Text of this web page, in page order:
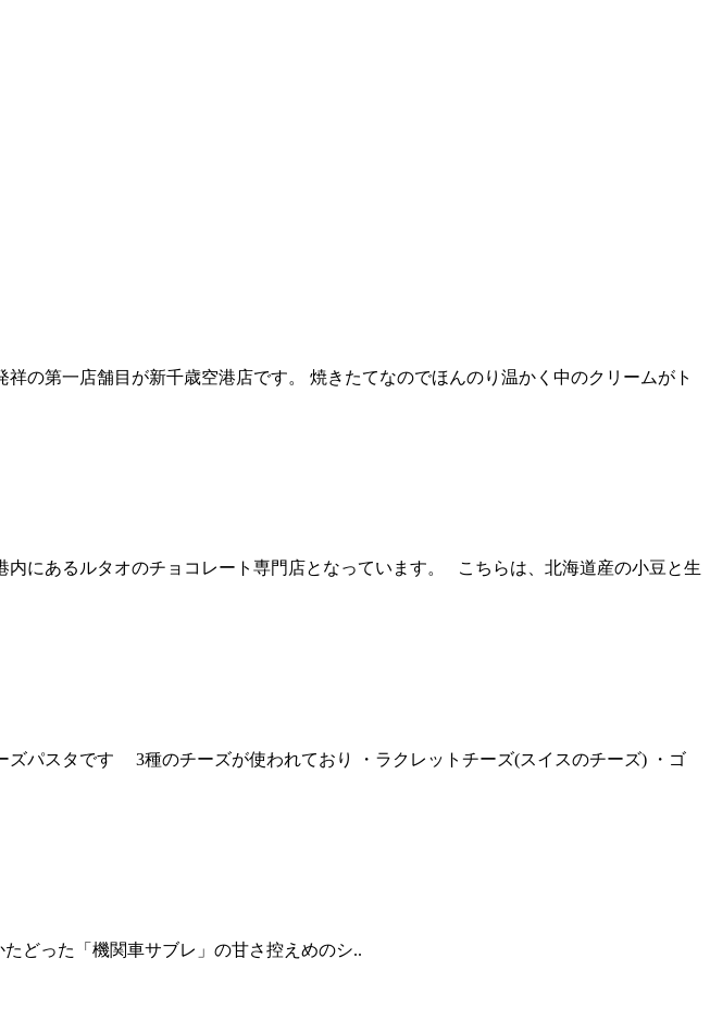
の第一店舗目が新千歳空港店です。 焼きたてなのでほんのり温かく中のクリームがト
にあるルタオのチョコレート専門店となっています。 こちらは、北海道産の小豆と生
パスタです 3種のチーズが使われており ・ラクレットチーズ(スイスのチーズ) ・ゴ
った「機関車サブレ」の甘さ控えめのシ..